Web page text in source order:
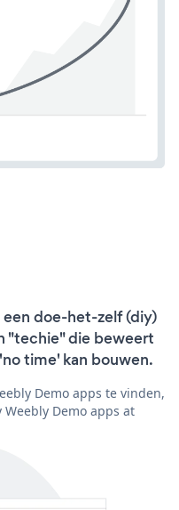
doe-het-zelf (diy)
"techie" die beweert
time' kan bouwen.
Demo apps te vinden,
Demo apps at